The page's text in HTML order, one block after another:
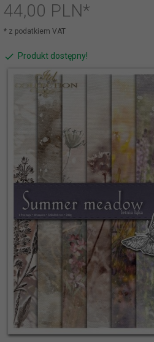
44,00 PLN*
* z podatkiem VAT
Produkt dostępny!